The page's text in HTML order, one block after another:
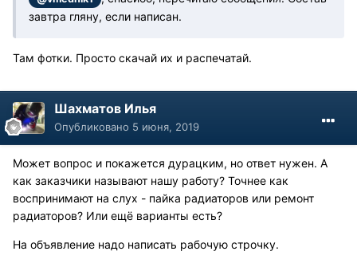
завтра гляну, если написан.
Там фотки. Просто скачай их и распечатай.
Шахматов Илья
Опубликовано 5 июня, 2019
Может вопрос и покажется дурацким, но ответ нужен. А
как заказчики называют нашу работу? Точнее как
воспринимают на слух - пайка радиаторов или ремонт
радиаторов? Или ещё варианты есть?
На объявление надо написать рабочую строчку.